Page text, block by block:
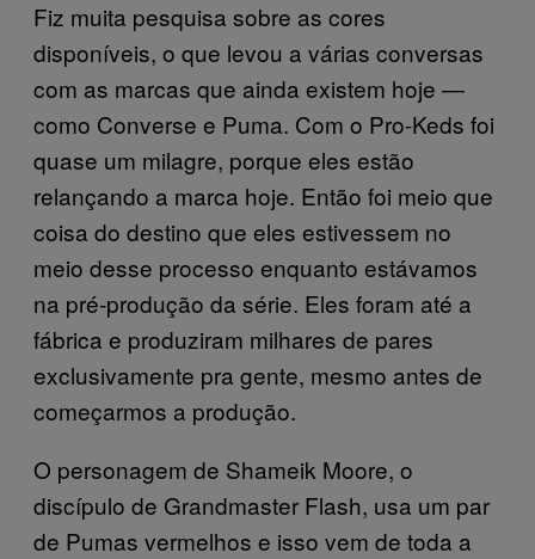
Fiz muita pesquisa sobre as cores
disponíveis, o que levou a várias conversas
com as marcas que ainda existem hoje —
como Converse e Puma. Com o Pro-Keds foi
quase um milagre, porque eles estão
relançando a marca hoje. Então foi meio que
coisa do destino que eles estivessem no
meio desse processo enquanto estávamos
na pré-produção da série. Eles foram até a
fábrica e produziram milhares de pares
exclusivamente pra gente, mesmo antes de
começarmos a produção.
O personagem de Shameik Moore, o
discípulo de Grandmaster Flash, usa um par
de Pumas vermelhos e isso vem de toda a